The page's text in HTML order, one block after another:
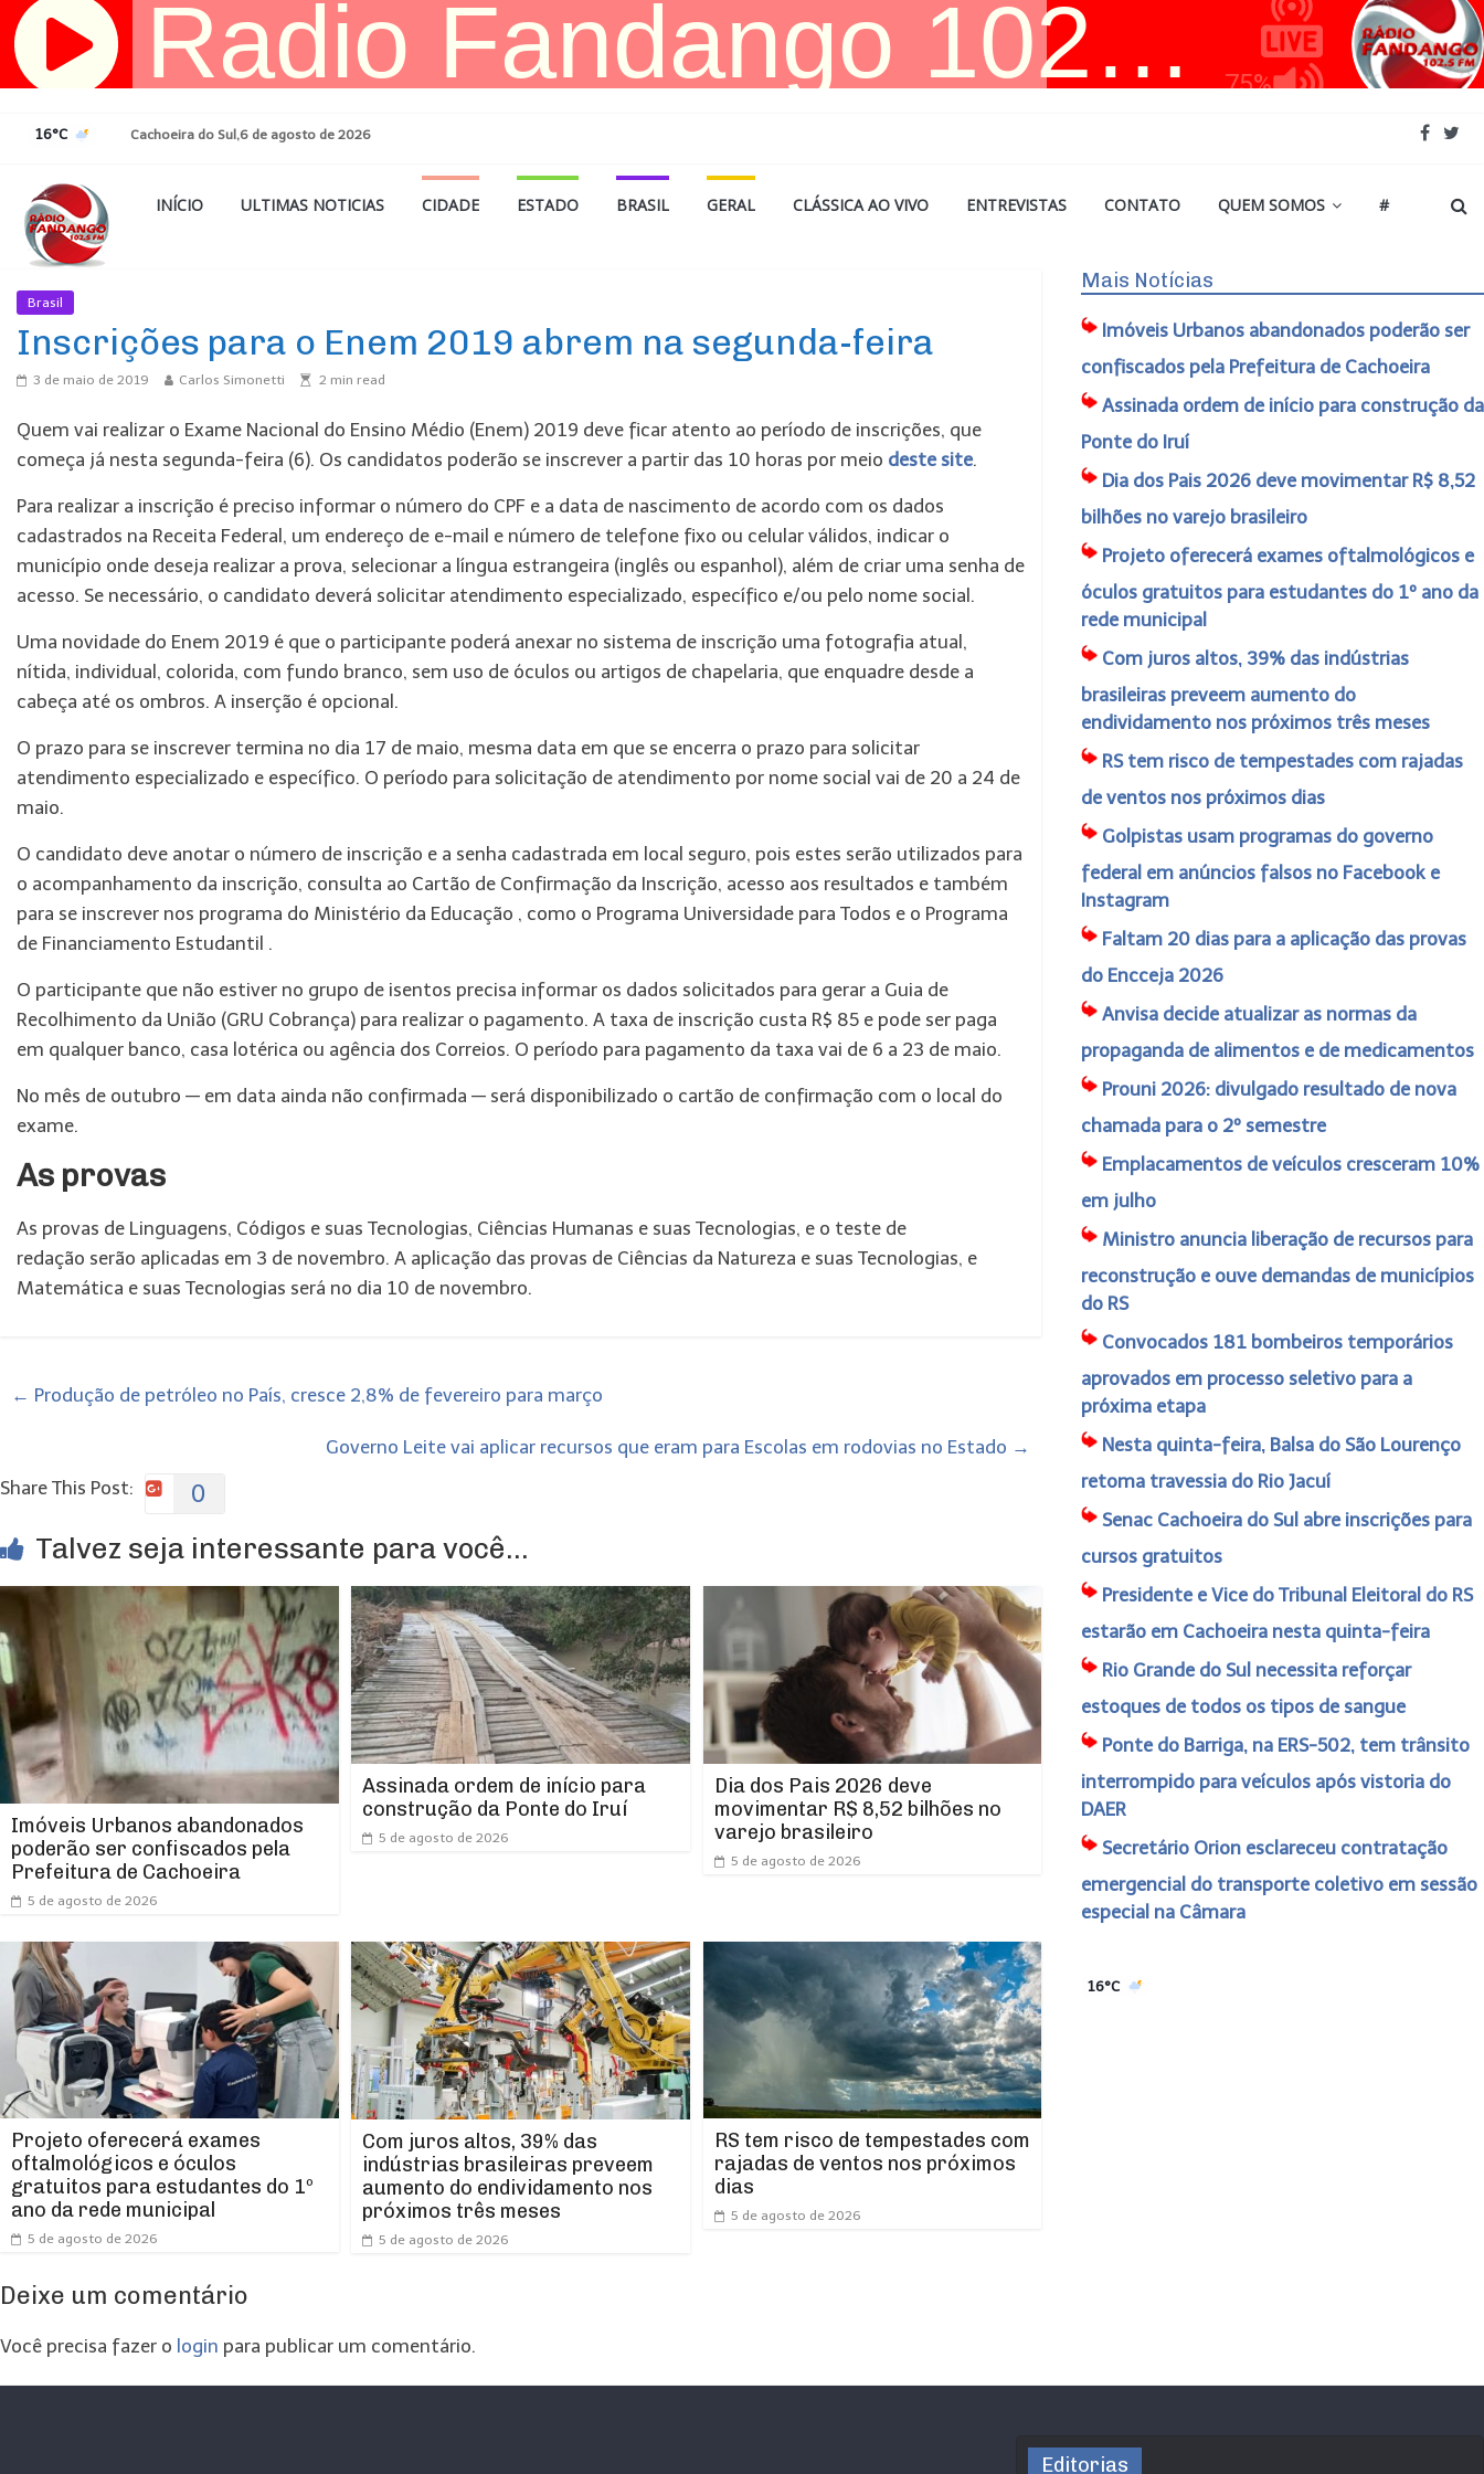
Pular
para
16°C Cachoeira do Sul,6 de agosto de 2026
INÍCIO ULTIMAS NOTICIAS CIDADE ESTADO BRASIL GERAL CLÁSSICA AO VIVO ENTREVISTAS CONTATO QUEM SOMOS #
Brasil
Inscrições para o Enem 2019 abrem na segunda-feira
3 de maio de 2019 Carlos Simonetti 2 min read
Quem vai realizar o Exame Nacional do Ensino Médio (Enem) 2019 deve ficar atento ao período de inscrições, que
começa já nesta segunda-feira (6). Os candidatos poderão se inscrever a partir das 10 horas por meio deste site.
Para realizar a inscrição é preciso informar o número do CPF e a data de nascimento de acordo com os dados
cadastrados na Receita Federal, um endereço de e-mail e número de telefone fixo ou celular válidos, indicar o
município onde deseja realizar a prova, selecionar a língua estrangeira (inglês ou espanhol), além de criar uma senha de
acesso. Se necessário, o candidato deverá solicitar atendimento especializado, específico e/ou pelo nome social.
Uma novidade do Enem 2019 é que o participante poderá anexar no sistema de inscrição uma fotografia atual,
nítida, individual, colorida, com fundo branco, sem uso de óculos ou artigos de chapelaria, que enquadre desde a
cabeça até os ombros. A inserção é opcional.
O prazo para se inscrever termina no dia 17 de maio, mesma data em que se encerra o prazo para solicitar
atendimento especializado e específico. O período para solicitação de atendimento por nome social vai de 20 a 24 de
maio.
O candidato deve anotar o número de inscrição e a senha cadastrada em local seguro, pois estes serão utilizados para
o acompanhamento da inscrição, consulta ao Cartão de Confirmação da Inscrição, acesso aos resultados e também
para se inscrever nos programa do Ministério da Educação , como o Programa Universidade para Todos e o Programa
de Financiamento Estudantil .
O participante que não estiver no grupo de isentos precisa informar os dados solicitados para gerar a Guia de
Recolhimento da União (GRU Cobrança) para realizar o pagamento. A taxa de inscrição custa R$ 85 e pode ser paga
em qualquer banco, casa lotérica ou agência dos Correios. O período para pagamento da taxa vai de 6 a 23 de maio.
No mês de outubro — em data ainda não confirmada — será disponibilizado o cartão de confirmação com o local do
exame.
As provas
As provas de Linguagens, Códigos e suas Tecnologias, Ciências Humanas e suas Tecnologias, e o teste de
redação serão aplicadas em 3 de novembro. A aplicação das provas de Ciências da Natureza e suas Tecnologias, e
Matemática e suas Tecnologias será no dia 10 de novembro.
← Produção de petróleo no País, cresce 2,8% de fevereiro para março
Governo Leite vai aplicar recursos que eram para Escolas em rodovias no Estado →
Share This Post:
0
Talvez seja interessante para você...
Imóveis Urbanos abandonados
poderão ser confiscados pela
Prefeitura de Cachoeira
5 de agosto de 2026
Assinada ordem de início para
construção da Ponte do Iruí
5 de agosto de 2026
Dia dos Pais 2026 deve
movimentar R$ 8,52 bilhões no
varejo brasileiro
5 de agosto de 2026
Projeto oferecerá exames
oftalmológicos e óculos
gratuitos para estudantes do 1º
ano da rede municipal
5 de agosto de 2026
Com juros altos, 39% das
indústrias brasileiras preveem
aumento do endividamento nos
próximos três meses
5 de agosto de 2026
RS tem risco de tempestades com
rajadas de ventos nos próximos
dias
5 de agosto de 2026
Deixe um comentário
Você precisa fazer o login para publicar um comentário.
Mais Notícias
Imóveis Urbanos abandonados poderão ser
confiscados pela Prefeitura de Cachoeira
Assinada ordem de início para construção da
Ponte do Iruí
Dia dos Pais 2026 deve movimentar R$ 8,52
bilhões no varejo brasileiro
Projeto oferecerá exames oftalmológicos e
óculos gratuitos para estudantes do 1º ano da
rede municipal
Com juros altos, 39% das indústrias
brasileiras preveem aumento do
endividamento nos próximos três meses
RS tem risco de tempestades com rajadas
de ventos nos próximos dias
Golpistas usam programas do governo
federal em anúncios falsos no Facebook e
Instagram
Faltam 20 dias para a aplicação das provas
do Encceja 2026
Anvisa decide atualizar as normas da
propaganda de alimentos e de medicamentos
Prouni 2026: divulgado resultado de nova
chamada para o 2º semestre
Emplacamentos de veículos cresceram 10%
em julho
Ministro anuncia liberação de recursos para
reconstrução e ouve demandas de municípios
do RS
Convocados 181 bombeiros temporários
aprovados em processo seletivo para a
próxima etapa
Nesta quinta-feira, Balsa do São Lourenço
retoma travessia do Rio Jacuí
Senac Cachoeira do Sul abre inscrições para
cursos gratuitos
Presidente e Vice do Tribunal Eleitoral do RS
estarão em Cachoeira nesta quinta-feira
Rio Grande do Sul necessita reforçar
estoques de todos os tipos de sangue
Ponte do Barriga, na ERS-502, tem trânsito
interrompido para veículos após vistoria do
DAER
Secretário Orion esclareceu contratação
emergencial do transporte coletivo em sessão
especial na Câmara
16°C
Editorias